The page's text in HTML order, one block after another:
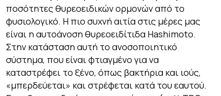
ποσότητες θυρεοειδικών ορμονών από το
φυσιολογικό. Η πιο συχνή αιτία στις μέρες μας
είναι η αυτοάνοση θυρεοειδίτιδα Hashimoto.
Στην κατάσταση αυτή το ανοσοποιητικό
σύστημα, που είναι φτιαγμένο για να
καταστρέφει το ξένο, όπως βακτήρια και ιούς,
«μπερδεύεται» και στρέφεται κατά του εαυτού.